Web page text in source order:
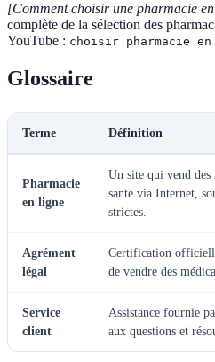
[Comment choisir une pharmacie
complète de la sélection des
YouTube : choisir pharmacie
Glossaire
Terme Définition
Pharmacie
en ligne
Un site qui vend des
santé via Internet,
strictes.
Agrément
légal
Certification
de vendre des
Service
client
Assistance fournie
aux questions et